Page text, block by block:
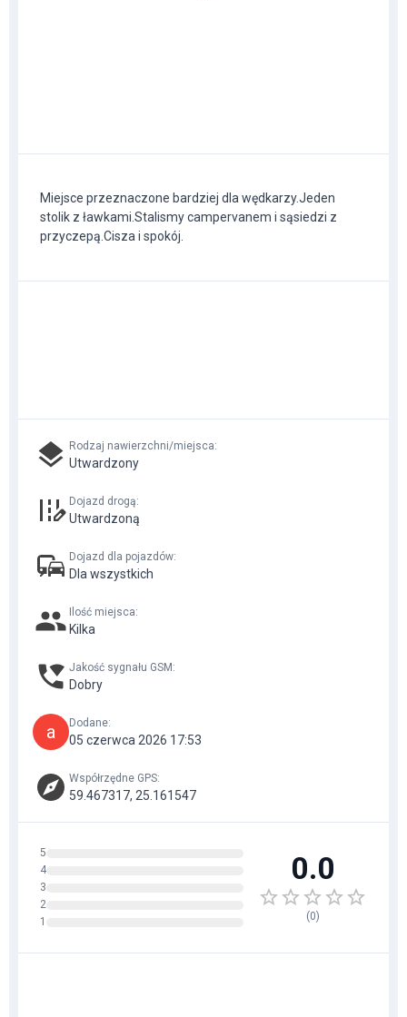
Miejsce przeznaczone bardziej dla wędkarzy.Jeden
stolik z ławkami.Stalismy campervanem i sąsiedzi z
przyczepą.Cisza i spokój.
Rodzaj nawierzchni/miejsca:
Utwardzony
Dojazd drogą:
Utwardzoną
Dojazd dla pojazdów:
Dla wszystkich
Ilość miejsca:
Kilka
Jakość sygnału GSM :
Dobry
a Dodane:
05 czerwca 2026 17:53
Współrzędne GPS:
59.467317, 25.161547
5
4
3
2
1
0.0
(0)